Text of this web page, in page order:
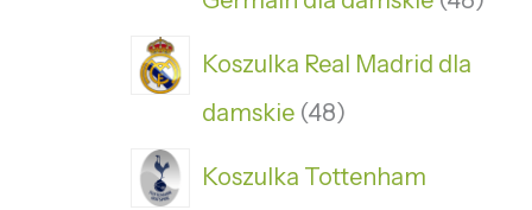
Koszulka Real Madrid dla
damskie 48
Koszulka Tottenham